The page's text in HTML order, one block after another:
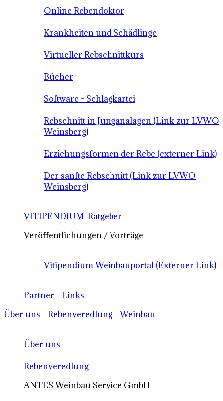
Online Rebendoktor
Krankheiten und Schädlinge
Virtueller Rebschnittkurs
Bücher
Software - Schlagkartei
Rebschnitt in Junganalagen (Link zur LVWO
Weinsberg)
Erziehungsformen der Rebe (externer Link)
Der sanfte Rebschnitt (Link zur LVWO
Weinsberg)
VITIPENDIUM-Ratgeber
Veröffentlichungen / Vorträge
Vitipendium Weinbauportal (Externer Link)
Partner - Links
Über uns - Rebenveredlung - Weinbau
Über uns
Rebenveredlung
ANTES Weinbau Service GmbH